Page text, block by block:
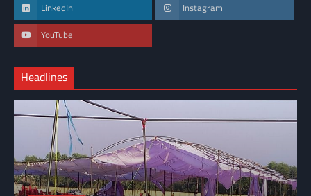
LinkedIn Instagram
YouTube
Headlines